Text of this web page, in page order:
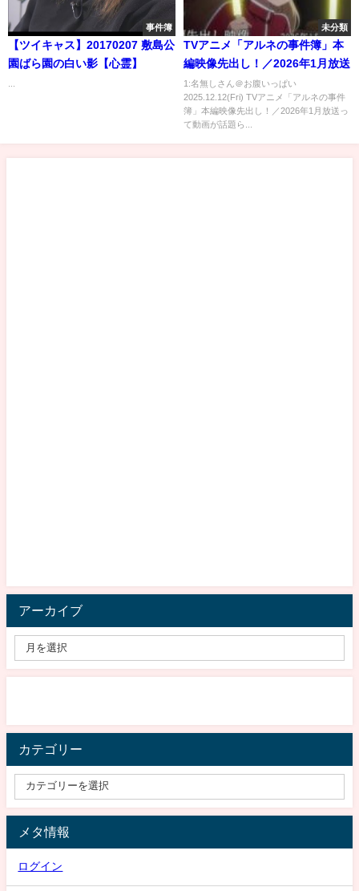
事件簿
【ツイキャス】20170207 敷島公
園ばら園の白い影【心霊】
未分類
TVアニメ「アルネの事件簿」本
編映像先出し！／2026年1月放送
1:名無しさん＠お腹いっぱい
2025.12.12(Fri) TVアニメ「アルネの事件
簿」本編映像先出し！／2026年1月放送っ
て動画が話題ら...
アーカイブ
カテゴリー
メタ情報
ログイン